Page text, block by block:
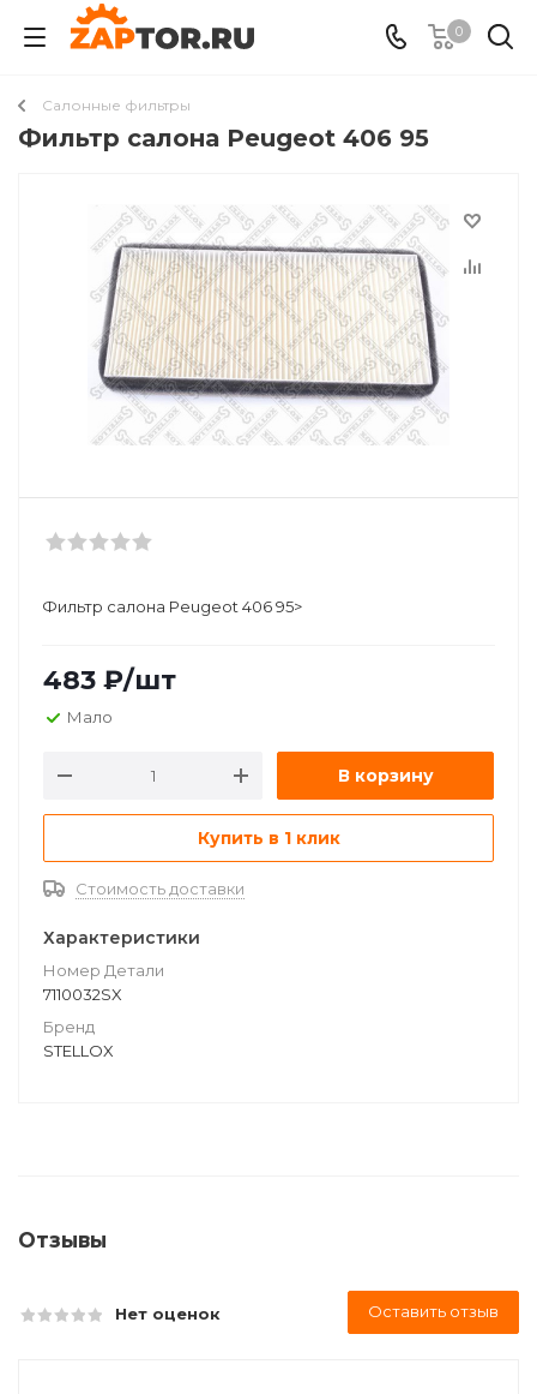
0
Салонные фильтры
Фильтр салона Peugeot 406 95
Фильтр салона Peugeot 406 95>
483 ₽/шт
Мало
В корзину
Купить в 1 клик
Стоимость доставки
Характеристики
Номер Детали
7110032SX
Бренд
STELLOX
Отзывы
Нет оценок Оставить отзыв